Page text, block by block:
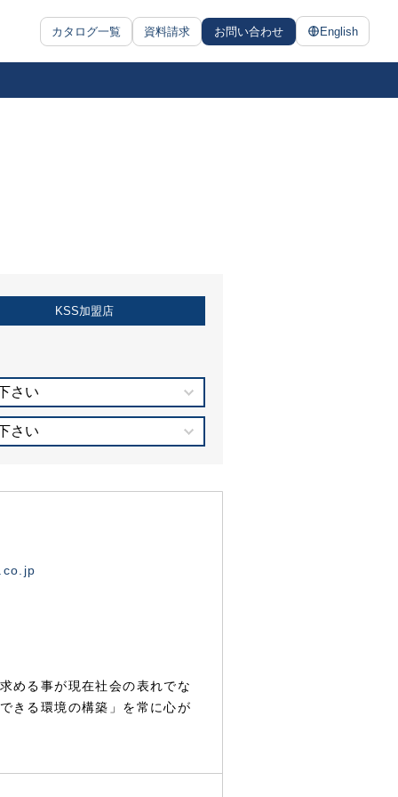
カタログ一覧 資料請求 お問い合わせ English
KSS加盟店
さい
さい
める事が現在社会の表れでな
きる環境の構築」を常に心が